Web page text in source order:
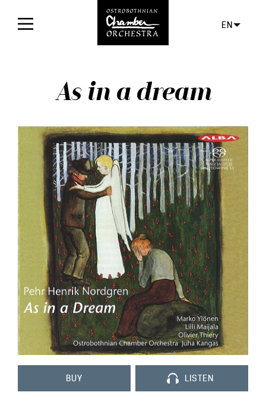
Concerts
Tickets
For audience
Orchestra
Discs
News
Media
Contact
EN
As in a dream
BUY LISTEN